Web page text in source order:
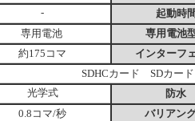
-
起動時
専用電池
専用電池
約175コマ
インターフ
SDHCカード SDカー
光学式
防水
0.8コマ/秒
バリアン